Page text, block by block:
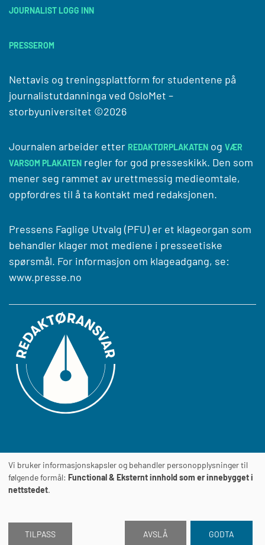
JOURNALIST LOGG INN
PRESSEROM
Nettavis og treningsplattform for studentene på
journalistutdanninga ved OsloMet –
storbyuniversitet ©2026
Journalen arbeider etter REDAKTØRPLAKATEN og VÆR
VARSOM PLAKATEN regler for god presseskikk. Den som
mener seg rammet av urettmessig medieomtale,
oppfordres til å ta kontakt med redaksjonen.
Pressens Faglige Utvalg (PFU) er et klageorgan som
behandler klager mot mediene i presseetiske
spørsmål. For informasjon om klageadgang, se:
www.presse.no
Journalens TILGJENGELIGHETSERKLÆRING
2026 © Journalen Drevet av
Vi bruker informasjonskapsler og behandler personopplysninger til
følgende formål: Functional & Eksternt innhold som er innebygget i
nettstedet.
TILPASS AVSLÅ GODTA